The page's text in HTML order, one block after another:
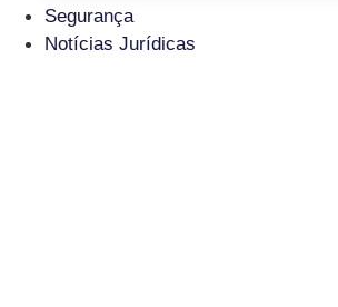
Segurança
Notícias Jurídicas